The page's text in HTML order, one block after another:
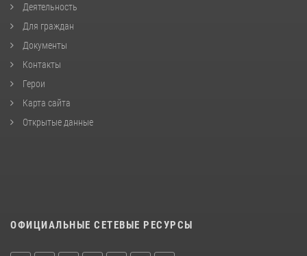
Деятельность
Для граждан
Документы
Контакты
Герои
Карта сайта
Открытые данные
ОФИЦИАЛЬНЫЕ СЕТЕВЫЕ РЕСУРСЫ